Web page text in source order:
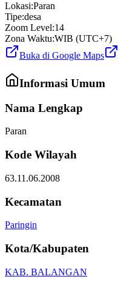
Lokasi:Paran
Tipe:desa
Zoom Level:14
Zona Waktu:WIB (UTC+7)
Buka di Google Maps
Informasi Umum
Nama Lengkap
Paran
Kode Wilayah
63.11.06.2008
Kecamatan
Paringin
Kota/Kabupaten
KAB. BALANGAN